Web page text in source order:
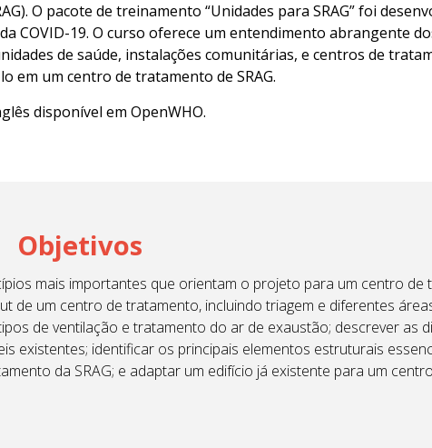
O pacote de treinamento “Unidades para SRAG” foi
COVID-19. O curso oferece um entendimento abrangente
de saúde, instalações comunitárias, e centros de
em um centro de tratamento de SRAG.
disponível em OpenWHO.
Objetivos
mais importantes que orientam o projeto para um centro
de um centro de tratamento, incluindo triagem e diferentes
de ventilação e tratamento do ar de exaustão; descrever as
existentes; identificar os principais elementos estruturais
da SRAG; e adaptar um edifício já existente para um